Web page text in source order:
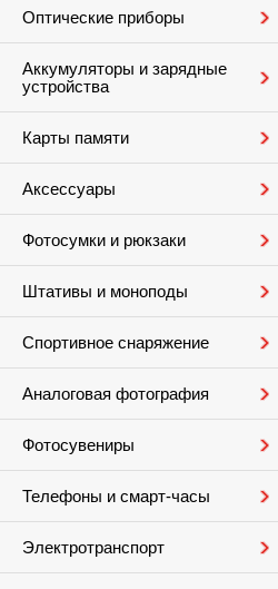
Оптические приборы
Аккумуляторы и зарядные
устройства
Карты памяти
Аксессуары
Фотосумки и рюкзаки
Штативы и моноподы
Спортивное снаряжение
Аналоговая фотография
Фотосувениры
Телефоны и смарт-часы
Электротранспорт